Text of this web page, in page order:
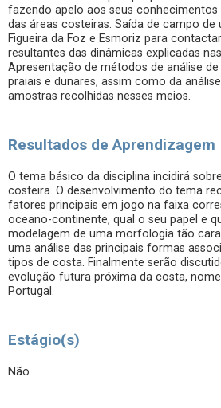
fazendo apelo aos seus conhecimentos
das áreas costeiras. Saída de campo
Figueira da Foz e Esmoriz para
resultantes das dinâmicas explicadas
Apresentação de métodos de análise
praiais e dunares, assim como da
amostras recolhidas nesses meios.
Resultados de Aprendizagem
O tema básico da disciplina incidirá
costeira. O desenvolvimento do tema
fatores principais em jogo na faixa
oceano-continente, qual o seu papel e
modelagem de uma morfologia tão
uma análise das principais formas
tipos de costa. Finalmente serão
evolução futura próxima da costa,
Portugal.
Estágio(s)
Não